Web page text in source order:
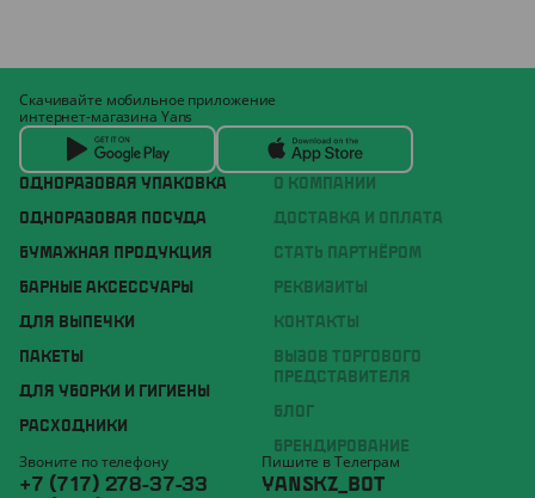
ОДНОРАЗОВАЯ УПАКОВКА
ОДНОРАЗОВАЯ ПОСУДА
БУМАЖНАЯ ПРОДУКЦИЯ
БАРНЫЕ АКСЕССУАРЫ
ДЛЯ ВЫПЕЧКИ
ПАКЕТЫ
ДЛЯ УБОРКИ И ГИГИЕНЫ
РАСХОДНИКИ
О КОМПАНИИ
ДОСТАВКА И ОПЛАТА
СТАТЬ ПАРТНЁРОМ
РЕКВИЗИТЫ
КОНТАКТЫ
ВЫЗОВ ТОРГОВОГО
ПРЕДСТАВИТЕЛЯ
БЛОГ
БРЕНДИРОВАНИЕ
Скачивайте мобильное приложение
интернет-магазина Yans
Звоните по телефону
+7 (717) 278-37-33
Пишите в Телеграм
YANSKZ_BOT